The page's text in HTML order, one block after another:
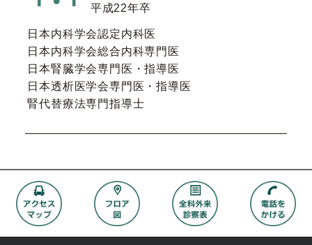
平成22年卒
日本内科学会認定内科医
日本内科学会総合内科専門医
日本腎臓学会専門医・指導医
日本透析医学会専門医・指導医
腎代替療法専門指導士